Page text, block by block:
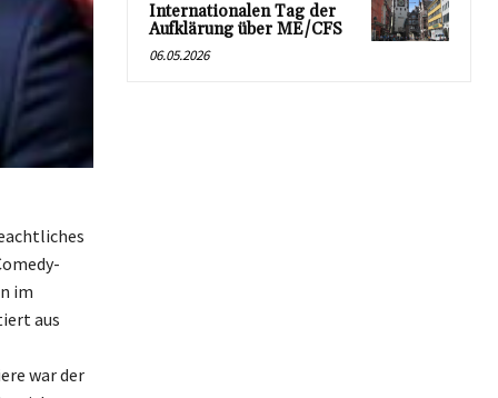
im
aus
war der
Internationalen Tag der
Aufklärung über ME/CFS
06.05.2026